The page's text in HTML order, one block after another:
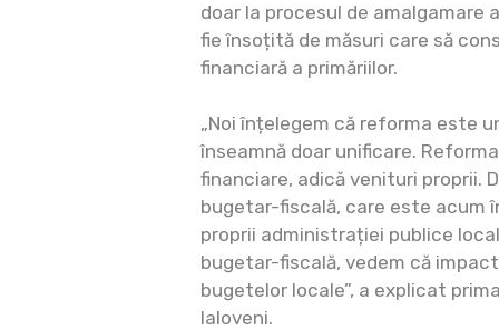
doar la procesul de amalgamare
fie însoțită de măsuri care să
financiară a primăriilor.
„Noi înțelegem că reforma este
înseamnă doar unificare.
financiare, adică venituri proprii.
bugetar-fiscală, care este acum
proprii administrației publice
bugetar-fiscală, vedem că
bugetelor locale”, a explicat
Ialoveni.